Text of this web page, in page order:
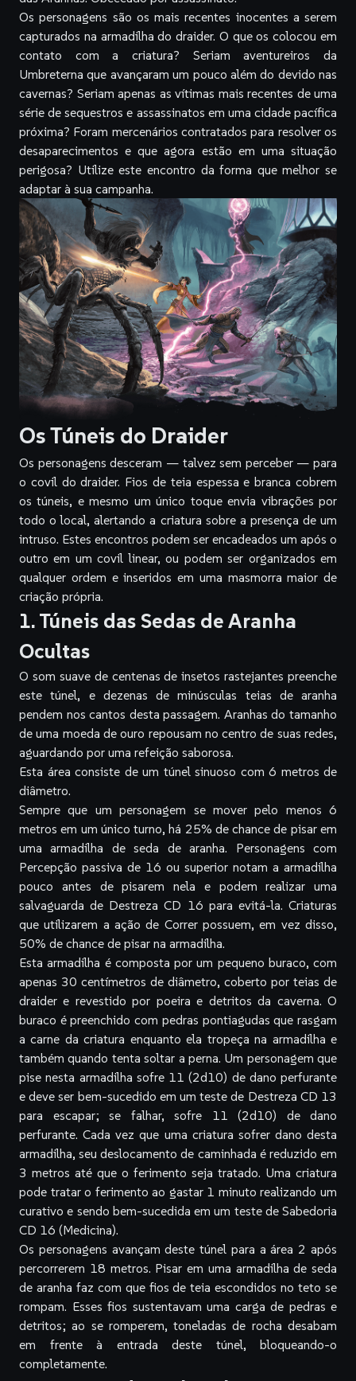
Os personagens são os mais recentes inocentes a serem
capturados na armadilha do draider. O que os colocou em
contato com a criatura? Seriam aventureiros da
Umbreterna que avançaram um pouco além do devido nas
cavernas? Seriam apenas as vítimas mais recentes de uma
série de sequestros e assassinatos em uma cidade pacífica
próxima? Foram mercenários contratados para resolver os
desaparecimentos e que agora estão em uma situação
perigosa? Utilize este encontro da forma que melhor se
adaptar à sua campanha.
Os Túneis do Draider
Os personagens desceram — talvez sem perceber — para
o covil do draider. Fios de teia espessa e branca cobrem
os túneis, e mesmo um único toque envia vibrações por
todo o local, alertando a criatura sobre a presença de um
intruso. Estes encontros podem ser encadeados um após o
outro em um covil linear, ou podem ser organizados em
qualquer ordem e inseridos em uma masmorra maior de
criação própria.
1. Túneis das Sedas de Aranha
Ocultas
O som suave de centenas de insetos rastejantes preenche
este túnel, e dezenas de minúsculas teias de aranha
pendem nos cantos desta passagem. Aranhas do tamanho
de uma moeda de ouro repousam no centro de suas redes,
aguardando por uma refeição saborosa.
Esta área consiste de um túnel sinuoso com 6 metros de
diâmetro.
Sempre que um personagem se mover pelo menos 6
metros em um único turno, há 25% de chance de pisar em
uma armadilha de seda de aranha. Personagens com
Percepção passiva de 16 ou superior notam a armadilha
pouco antes de pisarem nela e podem realizar uma
salvaguarda de Destreza CD 16 para evitá-la. Criaturas
que utilizarem a ação de Correr possuem, em vez disso,
50% de chance de pisar na armadilha.
Esta armadilha é composta por um pequeno buraco, com
apenas 30 centímetros de diâmetro, coberto por teias de
draider e revestido por poeira e detritos da caverna. O
buraco é preenchido com pedras pontiagudas que rasgam
a carne da criatura enquanto ela tropeça na armadilha e
também quando tenta soltar a perna. Um personagem que
pise nesta armadilha sofre 11 (2d10) de dano perfurante
e deve ser bem-sucedido em um teste de Destreza CD 13
para escapar; se falhar, sofre 11 (2d10) de dano
perfurante. Cada vez que uma criatura sofrer dano desta
armadilha, seu deslocamento de caminhada é reduzido em
3 metros até que o ferimento seja tratado. Uma criatura
pode tratar o ferimento ao gastar 1 minuto realizando um
curativo e sendo bem-sucedida em um teste de Sabedoria
CD 16 (Medicina).
Os personagens avançam deste túnel para a área 2 após
percorrerem 18 metros. Pisar em uma armadilha de seda
de aranha faz com que fios de teia escondidos no teto se
rompam. Esses fios sustentavam uma carga de pedras e
detritos; ao se romperem, toneladas de rocha desabam
em frente à entrada deste túnel, bloqueando-o
completamente.